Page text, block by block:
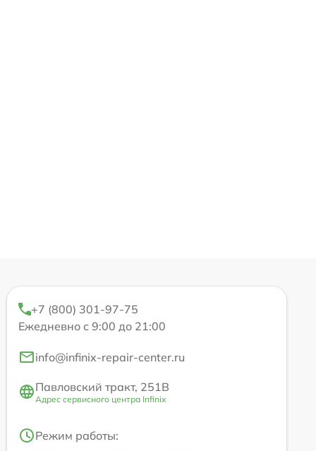
+7 (800) 301-97-75
Ежедневно с 9:00 до 21:00
info@infinix-repair-center.ru
Павловский тракт, 251В
Адрес сервисного центра Infinix
Режим работы: